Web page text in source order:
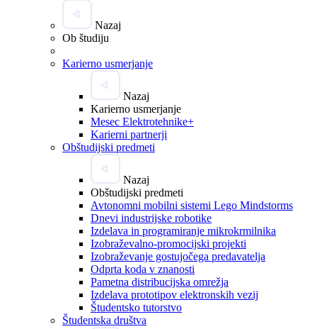
Nazaj
Ob študiju
Karierno usmerjanje
Nazaj
Karierno usmerjanje
Mesec Elektrotehnike+
Karierni partnerji
Obštudijski predmeti
Nazaj
Obštudijski predmeti
Avtonomni mobilni sistemi Lego Mindstorms
Dnevi industrijske robotike
Izdelava in programiranje mikrokrmilnika
Izobraževalno-promocijski projekti
Izobraževanje gostujočega predavatelja
Odprta koda v znanosti
Pametna distribucijska omrežja
Izdelava prototipov elektronskih vezij
Študentsko tutorstvo
Študentska društva